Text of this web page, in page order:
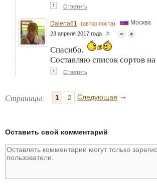
↑ Ответить
Dalena61 (автор поста) Москва
23 апреля 2017 года #
Спасибо.
Составляю список сортов
↑ Ответить
Страницы: 1 2 Следующая →
Оставить свой комментарий